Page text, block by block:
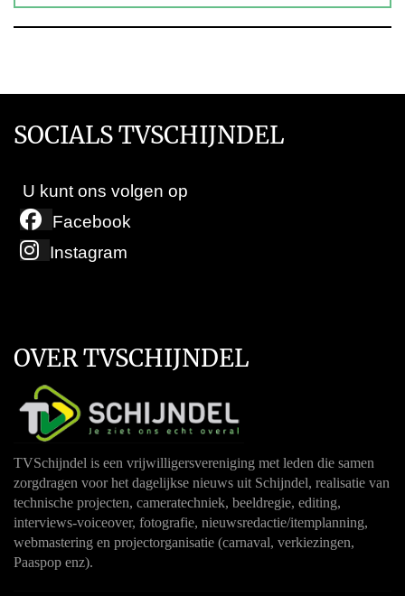
SOCIALS TVSCHIJNDEL
U kunt ons volgen op
Facebook
Instagram
OVER TVSCHIJNDEL
TVSchijndel is een vrijwilligersvereniging met leden die samen
zorgdragen voor het dagelijkse nieuws uit Schijndel, realisatie van
technische projecten, cameratechniek, beeldregie, editing,
interviews-voiceover, fotografie, nieuwsredactie/itemplanning,
webmastering en projectorganisatie (carnaval, verkiezingen,
Paaspop enz).